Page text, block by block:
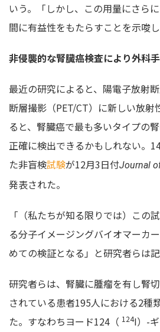
いう。「しかし、この用量にさら
間に有益性をもたらすことを示唆し
非侵襲的な腎臓癌検査により外科
最近の研究によると、陽電子放射
断層撮影（PET/CT）に新しい放射
ると、腎臓癌で最も多いタイプの
正確に検出できるかもしれない。
た非盲検試験が12月3日付Journal
発表された。
「（私たちが知る限りでは）この
る分子イメージングバイオマーカ
めての検証となる」と研究者らは記
研究者らは、腎臓に腫瘤を有し腎
されている患者195人における2種
た。すなわちヨード124（ 124I）-